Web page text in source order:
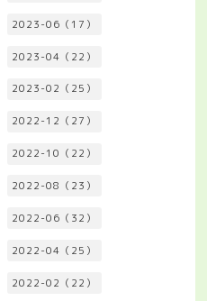
2023-06（17）
2023-04（22）
2023-02（25）
2022-12（27）
2022-10（22）
2022-08（23）
2022-06（32）
2022-04（25）
2022-02（22）